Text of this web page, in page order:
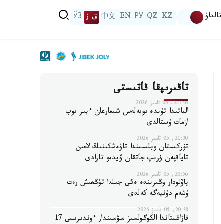
تالداۋ KZ
QZ
РУ
EN
中文 ق ز ЎЗ
تاقىرىپقا قاتىستى
21:46, 05 تامىز 2026
الماتىدا تۇندە توبەلەس شىعارعان ءبىر توپ
ازامات ۇستالدى
21:30, 05 تامىز 2026
تۇركىستان وبلىسىندا تاۋەشكىنىڭ لاعىن
تاياقپەن ۇرىپ جاتقان ۆيدەو تارادى
20:56, 05 تامىز 2026
پاۆلودار وڭىرىندە ەكى جىلدا تۇڭعىش رەت
ۇشەم دۇنيەگە كەلدى
20:28, 05 تامىز 2026
قازاقستاندا الكوگولسىز سۋسىندار ءوندىرىسى 17